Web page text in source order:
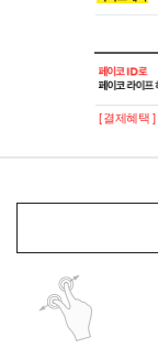
[ 결제혜택 ]